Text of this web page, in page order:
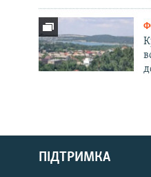
Русский
QırımtatarПІДТРИМКА